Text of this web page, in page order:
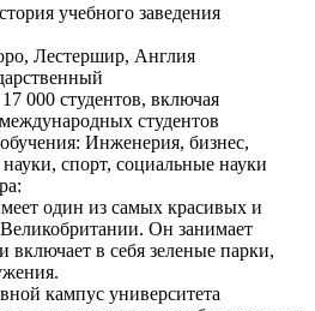
учебного заведения
Лестершир, Англия
000 студентов, включая
студентов
Инженерия, бизнес,
спорт, социальные науки
один из самых красивых и
Он занимает
включает в себя зеленые парки,
кампус университета